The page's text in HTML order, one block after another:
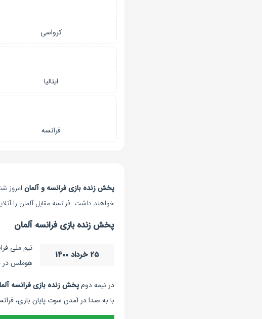
کرواسی
ایتالیا
فرانسه
پخش زنده بازی فرانسه و آلمان
خواهند داشت. فرانسه مقابل آلمان را
پخش زنده بازی فرانسه آلمان
25 خرداد 1400
تیم ملی
هوملس در دقیقه 20 و باز کردن دروازه خودی همراه بود که در
در نیمه دومپخش زنده بازی فرانسه
با به صدا در آمدن سوت پایان بازی، فرانسه با نتیجه 1-0